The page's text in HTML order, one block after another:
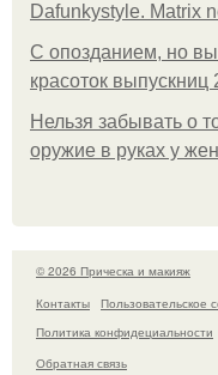
Dafunkystyle. Matrix
С опозданием, но
красоток выпускниц
Нельзя забывать о
оружие в руках у
© 2026 Прическа и макияж
Контакты
Пользовательское
Политика конфидециальности
Обратная связь